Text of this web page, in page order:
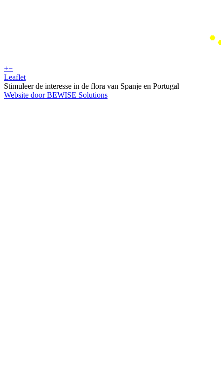
+−
Leaflet
Stimuleer de interesse in de flora van Spanje en Portugal
Website door BEWISE Solutions